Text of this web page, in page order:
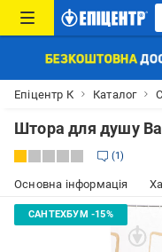
Епіцентр К Каталог
Штора для душу
1
Основна інформація